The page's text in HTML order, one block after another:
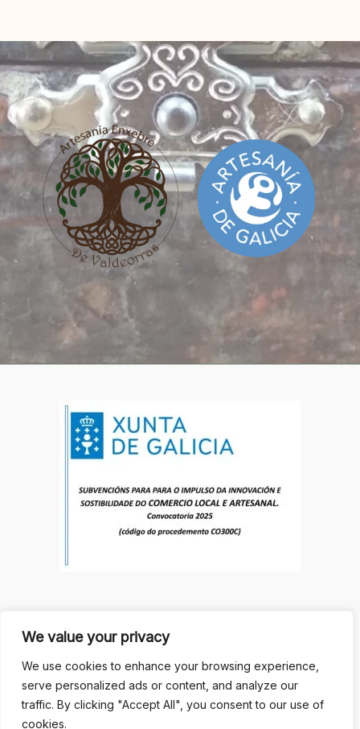
We value your privacy
We use cookies to enhance your browsing experience,
serve personalized ads or content, and analyze our
traffic. By clicking "Accept All", you consent to our use of
cookies.
Tenda
Galería de produtos
Blogue
Contacto
Copyright © 2026 Artesanía Enxebre | Realizada por